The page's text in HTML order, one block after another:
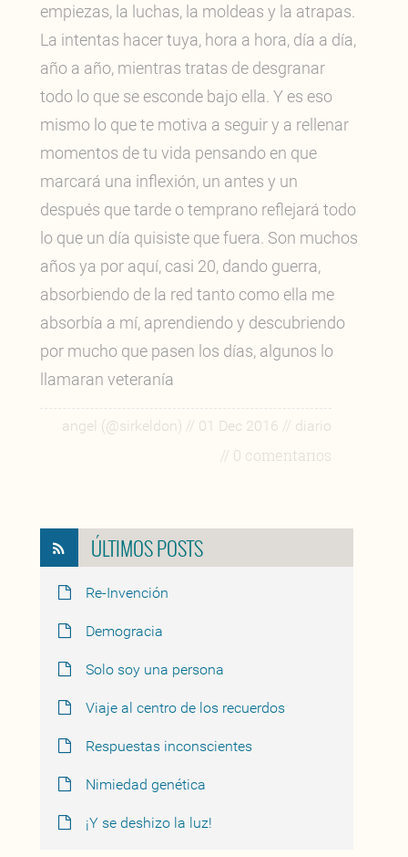
empiezas, la luchas, la moldeas y la atrapas.
La intentas hacer tuya, hora a hora, día a día,
año a año, mientras tratas de desgranar
todo lo que se esconde bajo ella. Y es eso
mismo lo que te motiva a seguir y a rellenar
momentos de tu vida pensando en que
marcará una inflexión, un antes y un
después que tarde o temprano reflejará todo
lo que un día quisiste que fuera. Son muchos
años ya por aquí, casi 20, dando guerra,
absorbiendo de la red tanto como ella me
absorbía a mí, aprendiendo y descubriendo
por mucho que pasen los días, algunos lo
llamaran veteranía
angel (@sirkeldon) // 01 Dec 2016 // diario
// 0 comentarios
ÚLTIMOS POSTS
Re-Invención
Demogracia
Solo soy una persona
Viaje al centro de los recuerdos
Respuestas inconscientes
Nimiedad genética
¡Y se deshizo la luz!